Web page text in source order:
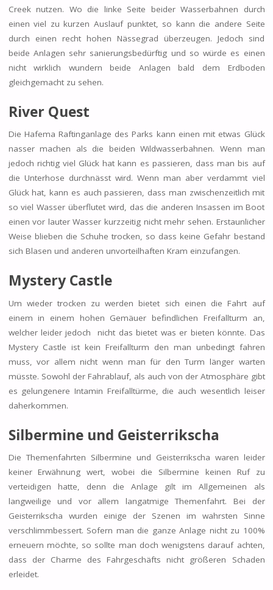
Creek nutzen. Wo die linke Seite beider Wasserbahnen durch
einen viel zu kurzen Auslauf punktet, so kann die andere Seite
durch einen recht hohen Nässegrad überzeugen. Jedoch sind
beide Anlagen sehr sanierungsbedürftig und so würde es einen
nicht wirklich wundern beide Anlagen bald dem Erdboden
gleichgemacht zu sehen.
River Quest
Die Hafema Raftinganlage des Parks kann einen mit etwas Glück
nasser machen als die beiden Wildwasserbahnen. Wenn man
jedoch richtig viel Glück hat kann es passieren, dass man bis auf
die Unterhose durchnässt wird. Wenn man aber verdammt viel
Glück hat, kann es auch passieren, dass man zwischenzeitlich mit
so viel Wasser überflutet wird, das die anderen Insassen im Boot
einen vor lauter Wasser kurzzeitig nicht mehr sehen. Erstaunlicher
Weise blieben die Schuhe trocken, so dass keine Gefahr bestand
sich Blasen und anderen unvorteilhaften Kram einzufangen.
Mystery Castle
Um wieder trocken zu werden bietet sich einen die Fahrt auf
einem in einem hohen Gemäuer befindlichen Freifallturm an,
welcher leider jedoch nicht das bietet was er bieten könnte. Das
Mystery Castle ist kein Freifallturm den man unbedingt fahren
muss, vor allem nicht wenn man für den Turm länger warten
müsste. Sowohl der Fahrablauf, als auch von der Atmosphäre gibt
es gelungenere Intamin Freifalltürme, die auch wesentlich leiser
daherkommen.
Silbermine und Geisterrikscha
Die Themenfahrten Silbermine und Geisterrikscha waren leider
keiner Erwähnung wert, wobei die Silbermine keinen Ruf zu
verteidigen hatte, denn die Anlage gilt im Allgemeinen als
langweilige und vor allem langatmige Themenfahrt. Bei der
Geisterrikscha wurden einige der Szenen im wahrsten Sinne
verschlimmbessert. Sofern man die ganze Anlage nicht zu 100%
erneuern möchte, so sollte man doch wenigstens darauf achten,
dass der Charme des Fahrgeschäfts nicht größeren Schaden
erleidet.